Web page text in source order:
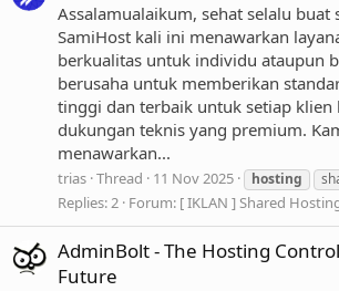
Assalamualaikum, sehat selalu buat
SamiHost kali ini menawarkan
berkualitas untuk individu ataupun
berusaha untuk memberikan
tinggi dan terbaik untuk setiap klien
dukungan teknis yang premium.
menawarkan...
trias Thread 11 Nov 2025 hosting
Replies: 2 Forum: [ IKLAN ] Shared
AdminBolt - The Hosting
Future